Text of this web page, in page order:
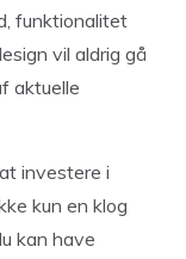
funktionalitet
vil aldrig gå
aktuelle
investere i
kun en klog
kan have